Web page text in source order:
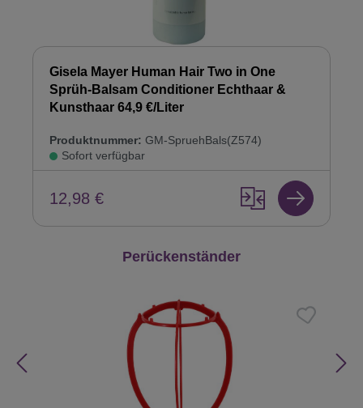
Gisela Mayer Human Hair Two in One
Sprüh-Balsam Conditioner Echthaar &
Kunsthaar 64,9 €/Liter
Produktnummer: GM-SpruehBals(Z574)
Sofort verfügbar
12,98 €
Produktgalerie überspringen
Perückenständer